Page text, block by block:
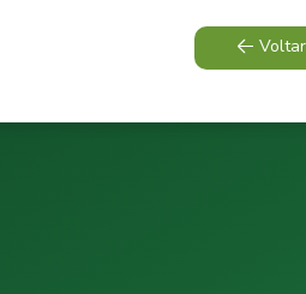
Voltar